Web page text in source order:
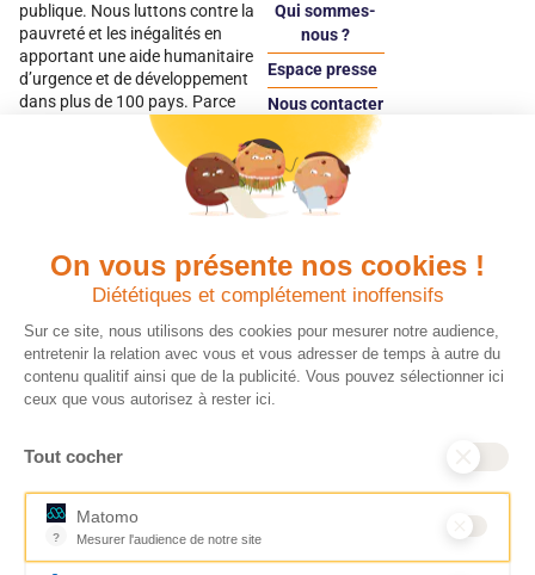
On vous présente nos cookies !
Diététiques et complétement inoffensifs
Sur ce site, nous utilisons des cookies pour mesurer notre audience,
entretenir la relation avec vous et vous adresser de temps à autre du
contenu qualitif ainsi que de la publicité. Vous pouvez sélectionner ici
ceux que vous autorisez à rester ici.
Tout cocher
?
Matomo
Mesurer l'audience de notre site
Outil analytique (alternative à Google Analytics) collectant des
publique. Nous luttons contre la
pauvreté et les inégalités en
apportant une aide humanitaire
d’urgence et de développement
dans plus de 100 pays. Parce
qu’elles sont les premières
victimes des inégalités, CARE met
les femmes et les filles au cœur
Qui sommes-
nous ?
Espace presse
Nous contacter
Espace
donateur
Quels avantages fiscaux ?
Chaque don effectué à une
association reconnue d’utilité
publique comme CARE, est
déductible jusqu’à 75 % de l’impôt
sur le revenu. Modalités de
déduction, déclaration des dons
ce qu’il faut savoir sur la
France pour exprimer votre
générosité et optimiser votre
fiscalité en toute confiance.
Donner en confiance
Vos dons sont
déductibles à 75 % de
vos impôts. Depuis
plus de 15 ans, CARE
France est une